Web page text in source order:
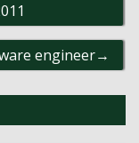
engineer